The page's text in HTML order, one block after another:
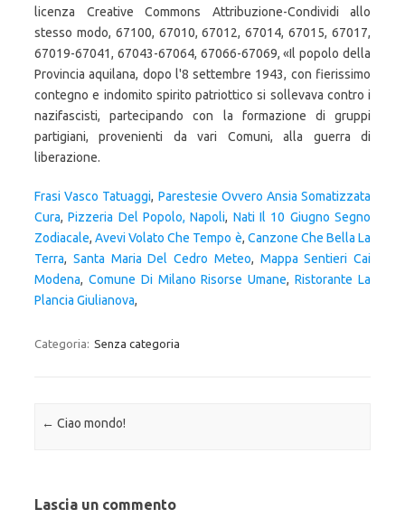
Frasi Vasco Tatuaggi, Parestesie Ovvero Ansia Somatizzata
Cura,Pizzeria Del Popolo, Napoli, Nati Il 10 Giugno Segno
Zodiacale,Avevi Volato Che Tempo è, Canzone Che Bella La
Terra, Santa Maria Del Cedro Meteo, Mappa Sentieri Cai
Modena, Comune Di Milano Risorse Umane,Ristorante La
Plancia Giulianova,
Categoria: Senza categoria
Navigazione articolo
← Ciao mondo!
Lascia un commento